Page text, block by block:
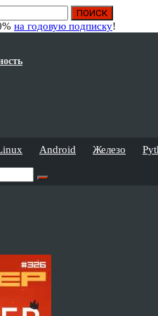
на годовую подписку!
Android Железо